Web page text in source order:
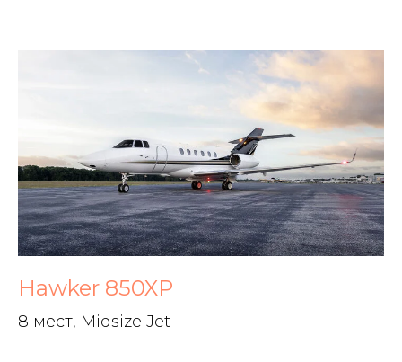
Hawker 850XP
8 мест, Midsize Jet